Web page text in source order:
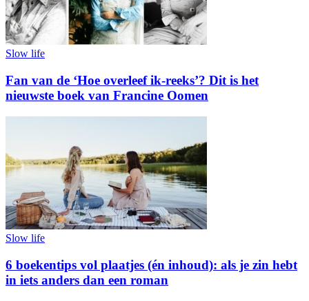
Slow life
Fan van de ‘Hoe overleef ik-reeks’? Dit is het
nieuwste boek van Francine Oomen
Slow life
6 boekentips vol plaatjes (én inhoud): als je zin hebt
in iets anders dan een roman